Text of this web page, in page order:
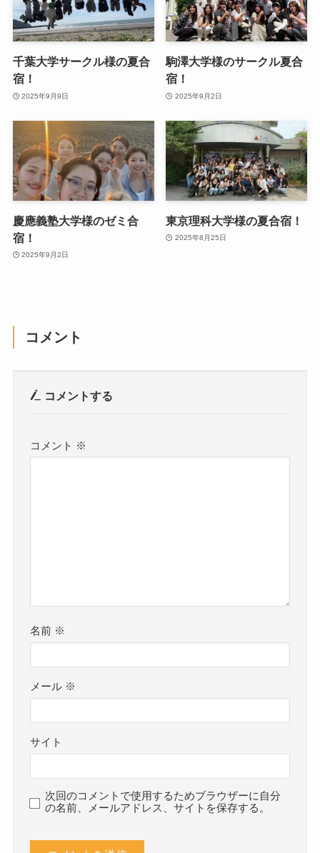
千葉大学サークル様の夏合
宿！
2025年9月9日
駒澤大学様のサークル夏合
宿！
2025年9月2日
慶應義塾大学様のゼミ合
宿！
2025年9月2日
東京理科大学様の夏合宿！
2025年8月25日
コメント
コメントする
コメント ※
名前 ※
メール ※
サイト
次回のコメントで使用するためブラウザーに自分
の名前、メールアドレス、サイトを保存する。